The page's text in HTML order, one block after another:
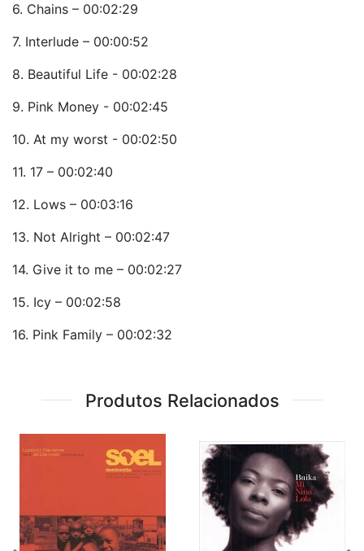
6. Chains – 00:02:29
7. Interlude – 00:00:52
8. Beautiful Life - 00:02:28
9. Pink Money - 00:02:45
10. At my worst - 00:02:50
11. 17 – 00:02:40
12. Lows – 00:03:16
13. Not Alright – 00:02:47
14. Give it to me – 00:02:27
15. Icy – 00:02:58
16. Pink Family – 00:02:32
Produtos Relacionados